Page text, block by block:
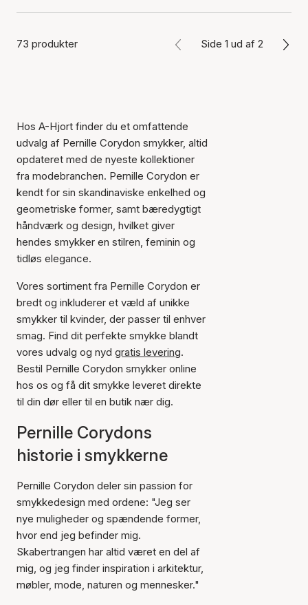
73 produkter Side 1 ud af 2
Hos A-Hjort finder du et omfattende
udvalg af Pernille Corydon smykker, altid
opdateret med de nyeste kollektioner
fra modebranchen. Pernille Corydon er
kendt for sin skandinaviske enkelhed og
geometriske former, samt bæredygtigt
håndværk og design, hvilket giver
hendes smykker en stilren, feminin og
tidløs elegance.
Vores sortiment fra Pernille Corydon er
bredt og inkluderer et væld af unikke
smykker til kvinder, der passer til enhver
smag. Find dit perfekte smykke blandt
vores udvalg og nyd gratis levering.
Bestil Pernille Corydon smykker online
hos os og få dit smykke leveret direkte
til din dør eller til en butik nær dig.
Pernille Corydons
historie i smykkerne
Pernille Corydon deler sin passion for
smykkedesign med ordene: "Jeg ser
nye muligheder og spændende former,
hvor end jeg befinder mig.
Skabertrangen har altid været en del af
mig, og jeg finder inspiration i arkitektur,
møbler, mode, naturen og mennesker."